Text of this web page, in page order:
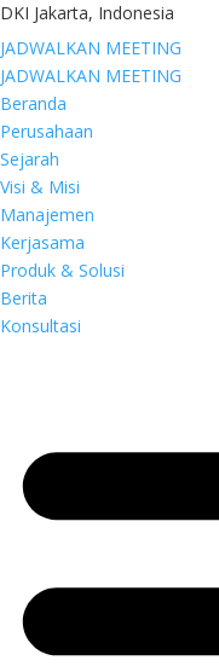
DKI Jakarta, Indonesia
JADWALKAN MEETING
JADWALKAN MEETING
Beranda
Perusahaan
Sejarah
Visi & Misi
Manajemen
Kerjasama
Produk & Solusi
Berita
Konsultasi